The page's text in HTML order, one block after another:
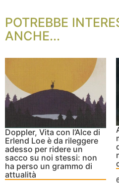
POTREBBE
ANCHE...
Doppler, Vita con l’Alce di
Erlend Loe è da rileggere
adesso per ridere un
sacco su noi stessi: non
ha perso un grammo di
attualità